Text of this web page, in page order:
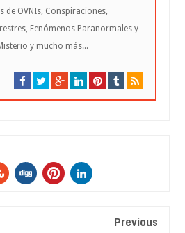
de OVNIs, Conspiraciones,
Fenómenos Paranormales y
y mucho más...
Previous